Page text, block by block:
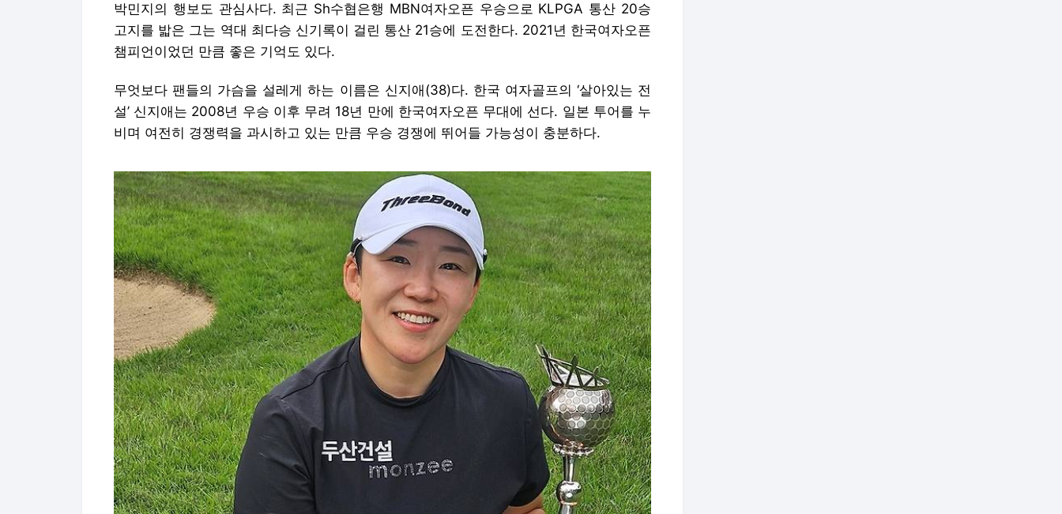
박민지의 행보도 관심사다. 최근 Sh수협은행 MBN여자오픈 우승으로 KLPGA 통산 20승
고지를 밟은 그는 역대 최다승 신기록이 걸린 통산 21승에 도전한다. 2021년 한국여자오픈
챔피언이었던 만큼 좋은 기억도 있다.
무엇보다 팬들의 가슴을 설레게 하는 이름은 신지애(38)다. 한국 여자골프의 ‘살아있는 전
설’ 신지애는 2008년 우승 이후 무려 18년 만에 한국여자오픈 무대에 선다. 일본 투어를 누
비며 여전히 경쟁력을 과시하고 있는 만큼 우승 경쟁에 뛰어들 가능성이 충분하다.